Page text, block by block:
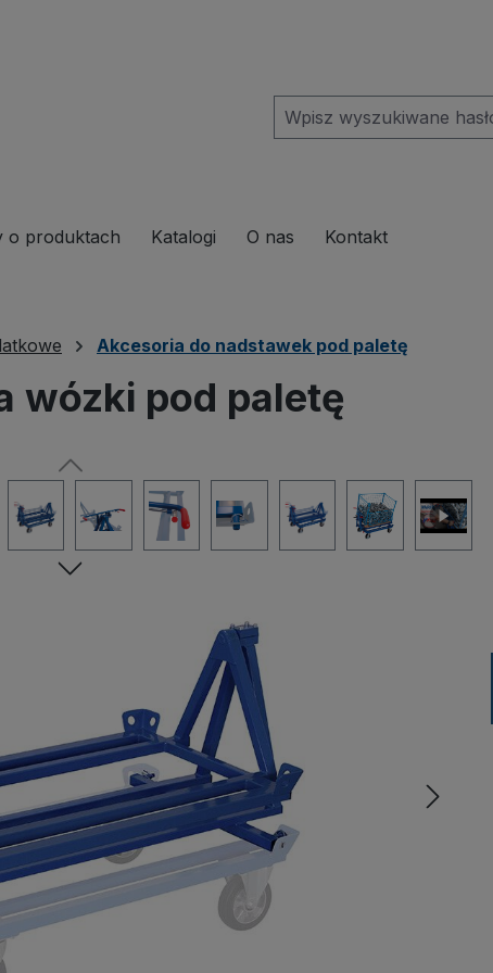
the dropdown menu from the category Produkte
o produktach Katalogi O nas Kontakt
Akcesoria do nadstawek pod paletę
wózki pod paletę